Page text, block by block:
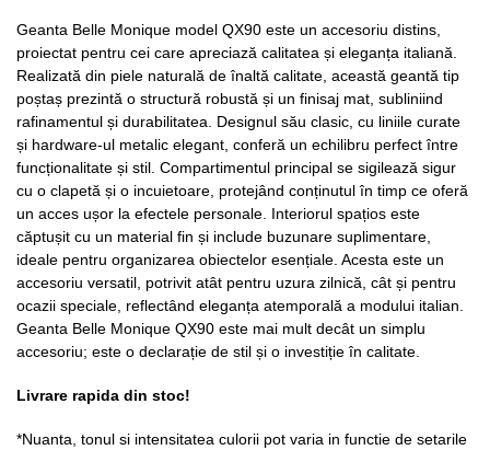
Geanta Belle Monique model QX90 este un accesoriu distins,
proiectat pentru cei care apreciază calitatea și eleganța italiană.
Realizată din piele naturală de înaltă calitate, această geantă tip
poștaș prezintă o structură robustă și un finisaj mat, subliniind
rafinamentul și durabilitatea. Designul său clasic, cu liniile curate
și hardware-ul metalic elegant, conferă un echilibru perfect între
funcționalitate și stil. Compartimentul principal se sigilează sigur
cu o clapetă și o incuietoare, protejând conținutul în timp ce oferă
un acces ușor la efectele personale. Interiorul spațios este
căptușit cu un material fin și include buzunare suplimentare,
ideale pentru organizarea obiectelor esențiale. Acesta este un
accesoriu versatil, potrivit atât pentru uzura zilnică, cât și pentru
ocazii speciale, reflectând eleganța atemporală a modului italian.
Geanta Belle Monique QX90 este mai mult decât un simplu
accesoriu; este o declarație de stil și o investiție în calitate.
Livrare rapida din stoc!
*Nuanta, tonul si intensitatea culorii pot varia in functie de setarile